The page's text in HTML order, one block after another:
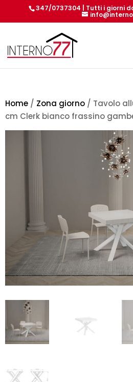
347/0737304 | Tutti i giorni
Home / Zona giorno / Tavolo
cm Clerk bianco frassino